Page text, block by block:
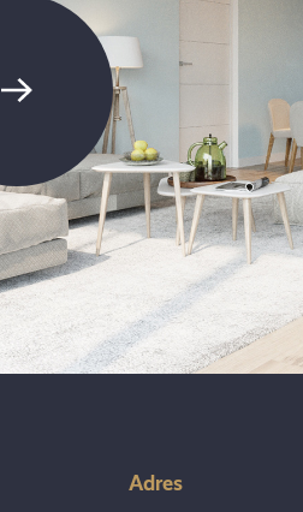
Adres